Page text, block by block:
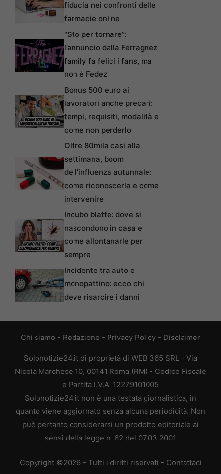
fiducia nei confronti delle
farmacie online
“Sto per tornare”:
l’annuncio dalla Ferragnez
family fa felici i fans, ma
non è Fedez
Bonus 500 euro ai
lavoratori anche precari:
tempi, requisiti, modalità e
come non perderlo
Oltre 80mila casi alla
settimana, boom
dell’influenza autunnale:
come riconoscerla e come
intervenire
Incubo blatte: dove si
nascondono in casa e
come allontanarle per
sempre
Incidente tra auto e
monopattino: ecco chi
deve risarcire i danni
Chi siamo - Redazione - Privacy Policy - Disclaimer
Solonotizie24.it di proprietà di WEB 365 SRL - Via
Nicola Marchese 10, 00141 Roma (RM) - Codice Fiscale
e Partita I.V.A. 12279101005
Solonotizie24.it non è una testata giornalistica, in
quanto viene aggiornato senza alcuna periodicità. Non
può pertanto considerarsi un prodotto editoriale ai
sensi della legge n. 62 del 07.03.2001
Copyright ©2026 - Tutti i diritti riservati - Contattaci